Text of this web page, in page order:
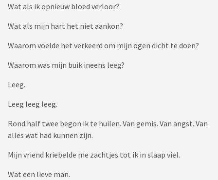
Wat als ik opnieuw bloed verloor?
Wat als mijn hart het niet aankon?
Waarom voelde het verkeerd om mijn ogen dicht te doen?
Waarom was mijn buik ineens leeg?
Leeg.
Leeg leeg leeg.
Rond half twee begon ik te huilen. Van gemis. Van angst. Van
alles wat had kunnen zijn.
Mijn vriend kriebelde me zachtjes tot ik in slaap viel.
Wat een lieve man.